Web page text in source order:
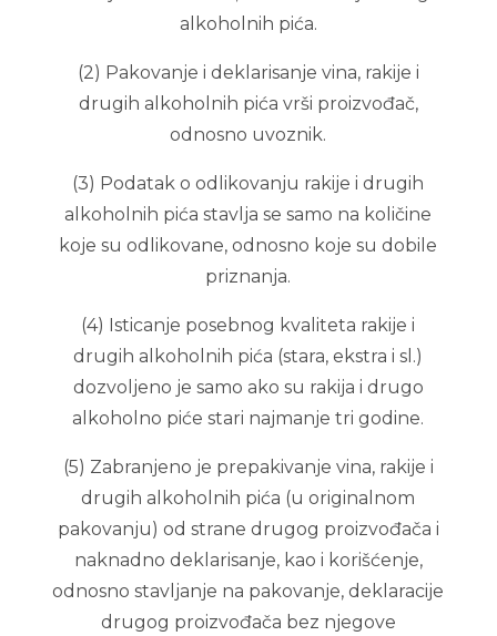
alkoholnih pića.
(2) Pakovanje i deklarisanje vina, rakije i
drugih alkoholnih pića vrši proizvođač,
odnosno uvoznik.
(3) Podatak o odlikovanju rakije i drugih
alkoholnih pića stavlja se samo na količine
koje su odlikovane, odnosno koje su dobile
priznanja.
(4) Isticanje posebnog kvaliteta rakije i
drugih alkoholnih pića (stara, ekstra i sl.)
dozvoljeno je samo ako su rakija i drugo
alkoholno piće stari najmanje tri godine.
(5) Zabranjeno je prepakivanje vina, rakije i
drugih alkoholnih pića (u originalnom
pakovanju) od strane drugog proizvođača i
naknadno deklarisanje, kao i korišćenje,
odnosno stavljanje na pakovanje, deklaracije
drugog proizvođača bez njegove